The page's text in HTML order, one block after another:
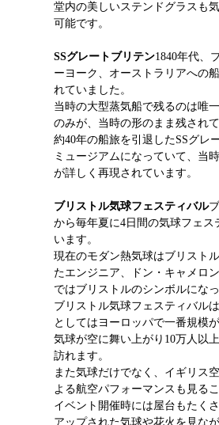
堂内の美しいステンドグラスも
可能です。
SSグレートブリテン1840年代、
ーヨーク、オーストラリアへの
れていました。
当時の大型蒸気船で残るのは唯
のみが、当時の形のまま残されて
約40年の船旅を引退したSSグレ
ミュージアムになっていて、当
が詳しく再現されています。
ブリストル気球フェスティバル
から毎年夏に4日間の気球フェス
います。
現在のモダン熱気球はブリスト
たエンジニア、ドン・キャメロ
ではブリストルのシンボルになっ
ブリストル気球フェスティバル
としてはヨーロッパで一番規模
気球が空に舞い上がり10万人以
訪れます。
また気球だけでなく、イギリス
よる航空パフォーマンスも見る
イベント開催時には屋台もたく
アップされた気球や花火を見な